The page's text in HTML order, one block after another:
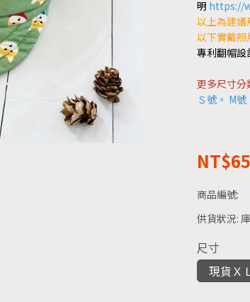
明 https://
以上為建議
以下實戴照
專利翻帽設
更多尺寸分
Ｓ號。 M號
商品編號:
供貨狀況:
尺寸
現貨Ｘ